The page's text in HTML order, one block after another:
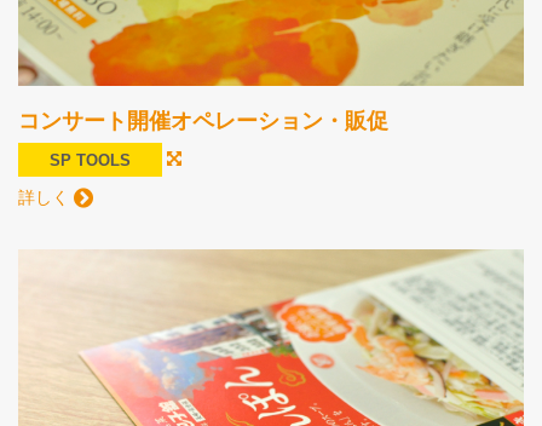
コンサート開催オペレーション・販促
SP TOOLS
詳しく